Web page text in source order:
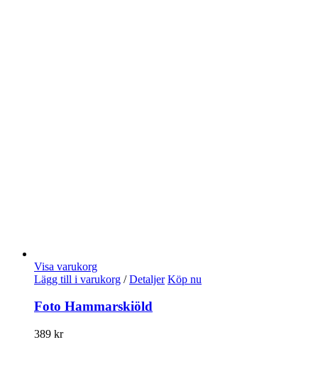
Visa varukorg
Lägg till i varukorg / Detaljer Köp nu
Foto Hammarskiöld
389 kr